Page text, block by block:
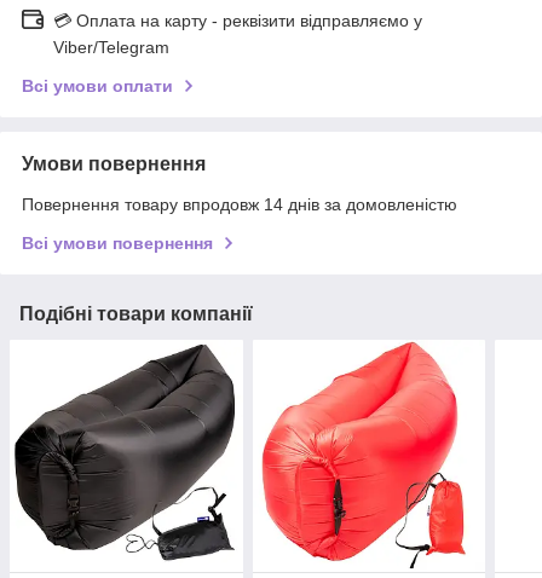
💳 Оплата на карту - реквізити відправляємо у
Viber/Telegram
Всі умови оплати
Умови повернення
Повернення товару впродовж 14 днів за домовленістю
Всі умови повернення
Подібні товари компанії